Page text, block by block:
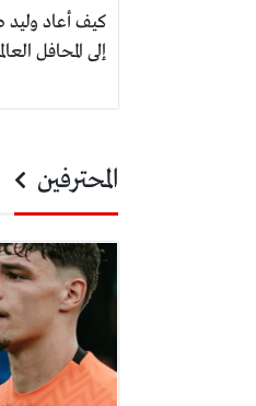
كيف أعاد وليد
إلى المحافل
المحترفين